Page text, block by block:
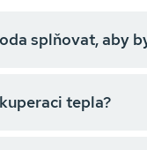
splňovat, aby
tepla?